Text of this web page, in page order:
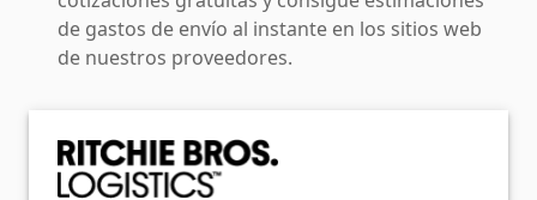
de gastos de envío al instante en los sitios web
de nuestros proveedores.